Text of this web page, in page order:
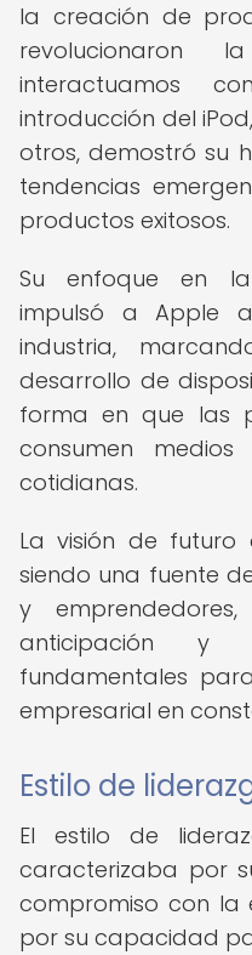
la creación de
interactuamos
introducción del
otros, demostró su
tendencias
productos exitosos.
Su enfoque en la
impulsó a Apple
industria,
desarrollo de
forma en que las
consumen
cotidianas.
La visión de futuro
siendo una fuente
y
anticipación y
fundamentales
empresarial en
Estilo de
El estilo de
caracterizaba por
compromiso con la
por su capacidad